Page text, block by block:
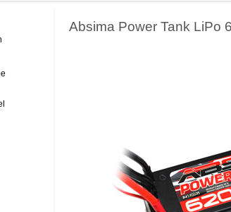
Absima Power Tank LiPo